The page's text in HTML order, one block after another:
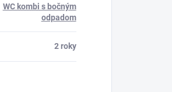
WC kombi s bočným
odpadom
2 roky